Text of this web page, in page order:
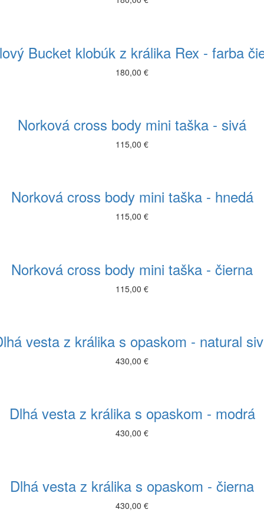
Bucket klobúk z králika Rex - farba
180,00 €
Norková cross body mini taška - sivá
115,00 €
Norková cross body mini taška - hnedá
115,00 €
Norková cross body mini taška - čierna
115,00 €
vesta z králika s opaskom - natural
430,00 €
Dlhá vesta z králika s opaskom - modrá
430,00 €
Dlhá vesta z králika s opaskom - čierna
430,00 €